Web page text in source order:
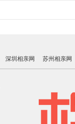
深圳相亲网 苏州相亲网